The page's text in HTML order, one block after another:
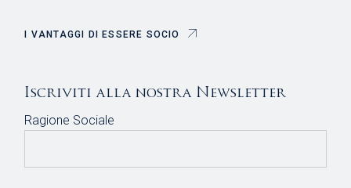
I VANTAGGI DI ESSERE SOCIO
Iscriviti alla nostra Newsletter
Ragione Sociale